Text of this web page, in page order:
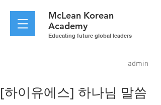
McLean Korean
Academy
Educating future global leaders
admin
[하이유에스] 하나님 말씀